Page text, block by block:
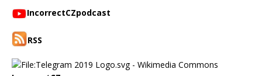
IncorrectCZpodcast
RSS